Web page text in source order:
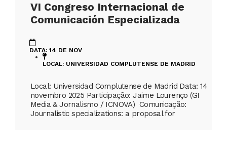
VI Congreso Internacional de
Comunicación Especializada
DATA: 14 DE NOV
LOCAL: UNIVERSIDAD COMPLUTENSE DE MADRID
Local: Universidad Complutense de Madrid Data: 14
novembro 2025 Participação: Jaime Lourenço (GI
Media & Jornalismo / ICNOVA) Comunicação:
Journalistic specializations: a proposal for